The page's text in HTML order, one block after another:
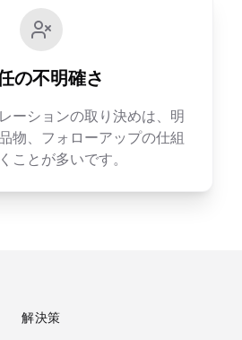
の不明確さ
ーションの取り決めは、明
物、フォローアップの仕組
ことが多いです。
解決策